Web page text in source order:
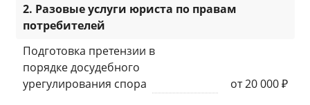
2. Разовые услуги юриста по правам
потребителей
Подготовка претензии в
порядке досудебного
урегулирования спора
от 20 000 ₽